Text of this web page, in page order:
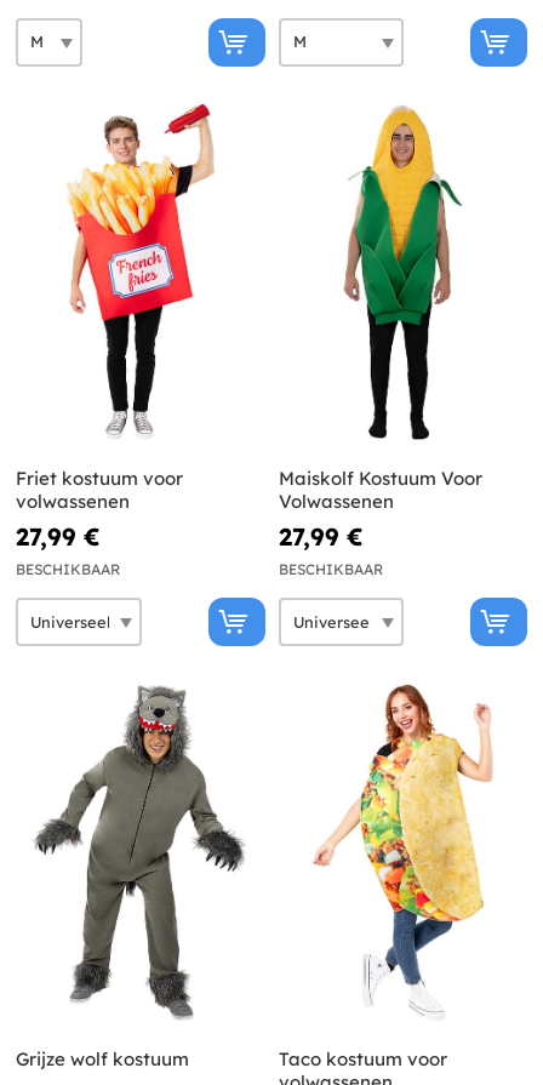
Friet kostuum voor
volwassenen
27,99 €
BESCHIKBAAR
Maiskolf Kostuum Voor
Volwassenen
27,99 €
BESCHIKBAAR
Grijze wolf kostuum
Taco kostuum voor